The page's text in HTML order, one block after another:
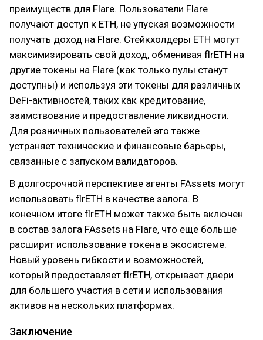
преимуществ для Flare. Пользователи Flare
получают доступ к ETH, не упуская возможности
получать доход на Flare. Стейкхолдеры ETH могут
максимизировать свой доход, обменивая flrETH на
другие токены на Flare (как только пулы станут
доступны) и используя эти токены для различных
DeFi-активностей, таких как кредитование,
заимствование и предоставление ликвидности.
Для розничных пользователей это также
устраняет технические и финансовые барьеры,
связанные с запуском валидаторов.
В долгосрочной перспективе агенты FAssets могут
использовать flrETH в качестве залога. В
конечном итоге flrETH может также быть включен
в состав залога FAssets на Flare, что еще больше
расширит использование токена в экосистеме.
Новый уровень гибкости и возможностей,
который предоставляет flrETH, открывает двери
для большего участия в сети и использования
активов на нескольких платформах.
Заключение